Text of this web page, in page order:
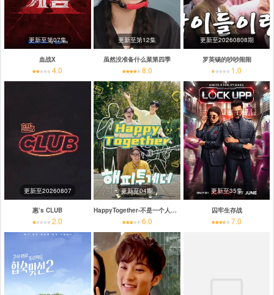
更新至第07集
血战X
4.0
更新至第12集
虽然没准备什么菜第四季
8.0
更新至20260808期
罗英锡的吵吵闹闹
1.0
更新至20260807
惠‘s CLUB
2.0
更新至04期
HappyTogether-不是一个人真好
6.0
更新至35集
囚牢生存战
7.0